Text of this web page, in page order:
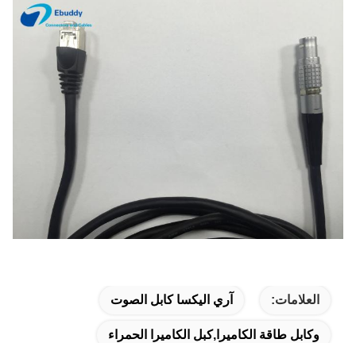
العلامات: آري اليكسا كابل الصوت
وكابل طاقة الكاميرا,كبل الكاميرا الحمراء